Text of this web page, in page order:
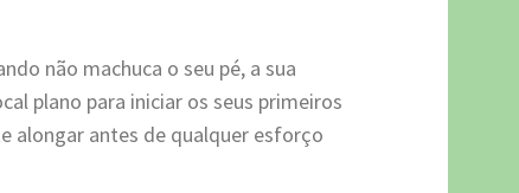
não machuca o seu pé, a sua
plano para iniciar os seus primeiros
alongar antes de qualquer esforço